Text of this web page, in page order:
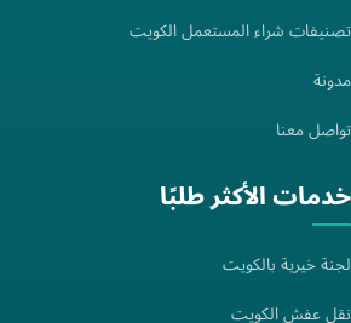
تصنيفات شراء المستعمل الكويت
مدونة
تواصل معنا
خدمات الأكثر طلبًا
لجنة خيرية بالكويت
نقل عفش الكويت